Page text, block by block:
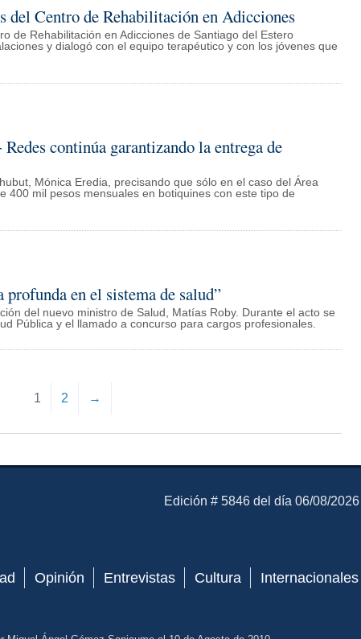
del Centro de Rehabilitación en Adicciones
de Rehabilitación en Adicciones de Santiago del Estero
y dialogó con el equipo terapéutico y con los jóvenes que
continúa garantizando la entrega de
Mónica Eredia, precisando que sólo en el caso del Área
400 mil pesos mensuales en botiquines con este tipo de
en el sistema de salud”
del nuevo ministro de Salud, Matías Roby. Durante el acto se
Pública y el llamado a concurso para cargos profesionales.
1 2 →
El Mensajero Diario
Edición # 5846 del día 06/08/2026
Opinión Entrevistas Cultura Internacionales